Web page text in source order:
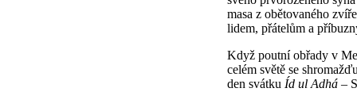
masa z obětovaného
lidem, přátelům a
Když poutní obřady v
celém světě se
den svátku Íd ul Adhá–